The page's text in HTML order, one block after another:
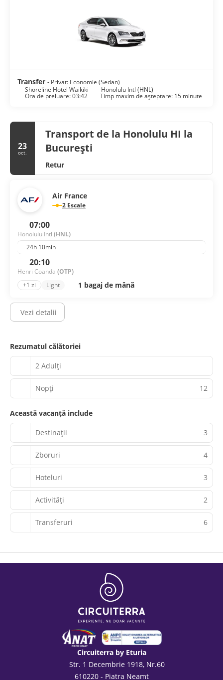
Transfer - Privat: Economie (Sedan)
Shoreline Hotel Waikiki
Honolulu Intl (HNL)
Ora de preluare: 03:42 Timp maxim de așteptare: 15 minute
23
oct.
Transport de la Honolulu HI la
București
Retur
Air France
2 Escale
07:00
Honolulu Intl (HNL)
24h 10min
20:10
Henri Coanda (OTP)
+1 zi
Light 1 bagaj de mână
Vezi detalii
Rezumatul călătoriei
2 Adulți
Nopţi 12
Această vacanță include
Destinații 3
Zboruri 4
Hoteluri 3
Activităţi 2
Transferuri 6
Circuiterra by Eturia
Str. 1 Decembrie 1918, Nr.60
610220 - Piatra Neamt